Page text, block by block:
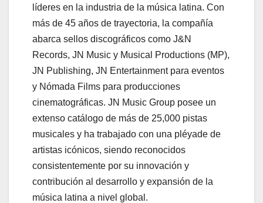
líderes en la industria de la música latina. Con
más de 45 años de trayectoria, la compañía
abarca sellos discográficos como J&N
Records, JN Music y Musical Productions (MP),
JN Publishing, JN Entertainment para eventos
y Nómada Films para producciones
cinematográficas. JN Music Group posee un
extenso catálogo de más de 25,000 pistas
musicales y ha trabajado con una pléyade de
artistas icónicos, siendo reconocidos
consistentemente por su innovación y
contribución al desarrollo y expansión de la
música latina a nivel global.